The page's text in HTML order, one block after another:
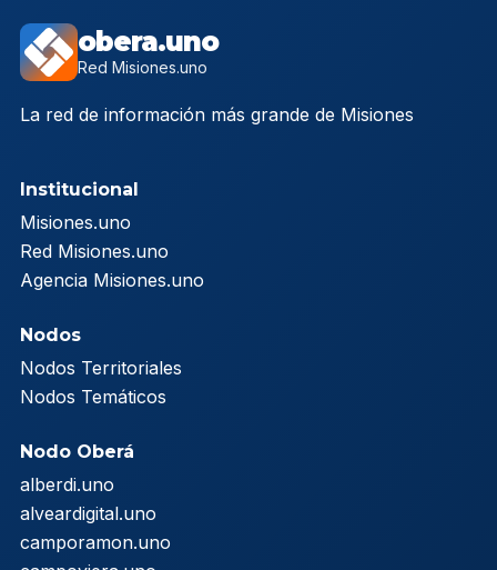
obera.uno
Red Misiones.uno
La red de información más grande de Misiones
Institucional
Misiones.uno
Red Misiones.uno
Agencia Misiones.uno
Nodos
Nodos Territoriales
Nodos Temáticos
Nodo Oberá
alberdi.uno
alveardigital.uno
camporamon.uno